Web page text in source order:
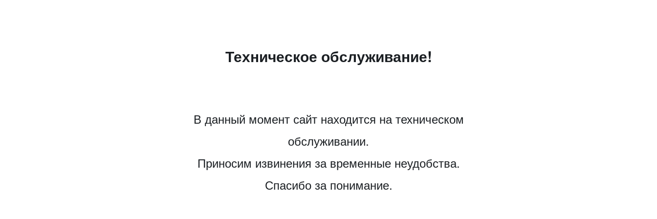
Техническое обслуживание!
В данный момент сайт находится на техническом
обслуживании.
Приносим извинения за временные неудобства.
Спасибо за понимание.